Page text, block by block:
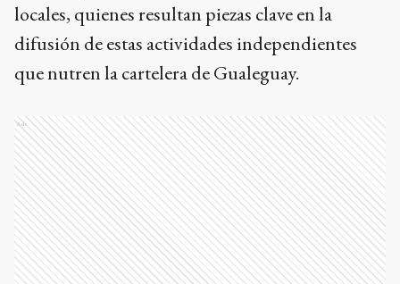
locales, quienes resultan piezas clave en la
difusión de estas actividades independientes
que nutren la cartelera de Gualeguay.
Ads